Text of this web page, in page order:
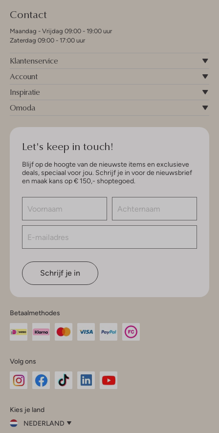
Contact
Maandag - Vrijdag 09:00 - 19:00 uur
Zaterdag 09:00 - 17:00 uur
Klantenservice
Account
Inspiratie
Omoda
Let's keep in touch!
Blijf op de hoogte van de nieuwste items en exclusieve
deals, speciaal voor jou. Schrijf je in voor de nieuwsbrief
en maak kans op € 150,- shoptegoed.
Schrijf je in
Betaalmethodes
Volg ons
InstagramFacebook
Kies je land
NEDERLAND